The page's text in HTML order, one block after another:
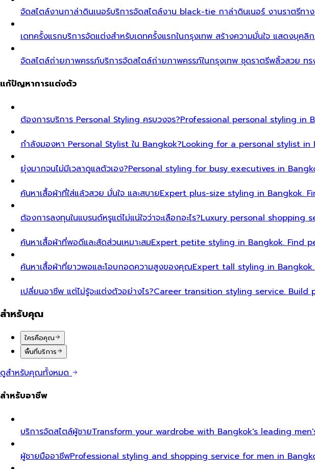
จัดสไตล์งานกาล่าดินเนอร์บริการจัดสไตล์งาน black-tie กาล่าดินเนอร์ งานราตรีทา
เดทครั้งแรกบริการจัดแต่งสำหรับเดทครั้งแรกในกรุงเทพ สร้างความมั่นใจ แสดงบุคลิ
จัดสไตล์ถ่ายภาพครรภ์บริการจัดสไตล์ถ่ายภาพครรภ์ในกรุงเทพ ชุดราตรีพลิ้วสวย ท
แก้ปัญหาการแต่งตัว
ต้องการบริการ Personal Styling ครบวงจร?Professional personal styling in
กำลังมองหา Personal Stylist ใน Bangkok?Looking for a personal stylist in
ยุ่งมากจนไม่มีเวลาดูแลตัวเอง?Personal styling for busy executives in
ค้นหาเสื้อผ้าที่ใส่แล้วสวย มั่นใจ และสบายExpert plus-size styling in Bangkok.
ต้องการลงทุนในแบรนด์หรูแต่ไม่แน่ใจว่าจะเลือกอะไร?Luxury personal shopping
ค้นหาเสื้อผ้าที่พอดีและสัดส่วนเหมาะสมExpert petite styling in Bangkok. Find
ค้นหาเสื้อผ้าที่ยาวพอและโอบกอดความสูงของคุณExpert tall styling in
เปลี่ยนอาชีพ แต่ไม่รู้จะแต่งตัวอย่างไร?Career transition styling service.
สำหรับคุณ
ใครคือคุณ
พื้นที่บริการ
ดูสำหรับคุณทั้งหมด
สำหรับอาชีพ
บริการจัดสไตล์ผู้ชายTransform your wardrobe with Bangkok's leading
ผู้ชายมืออาชีพProfessional styling and shopping service for men in